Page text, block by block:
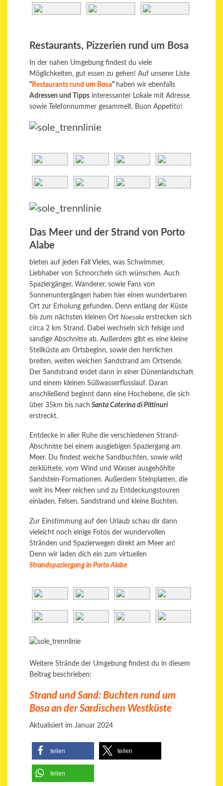
Restaurants, Pizzerien rund um Bosa
In der nahen Umgebung findest du viele
Möglichkeiten, gut essen zu gehen! Auf unserer Liste
“ Restaurants rund um Bosa” haben wir ebenfalls
Adressen und Tipps interessanter Lokale mit Adresse
sowie Telefonnummer gesammelt. Buon Appetito!
Das Meer und der Strand von Porto
Alabe
bieten auf jeden Fall Vieles, was Schwimmer,
Liebhaber von Schnorcheln sich wünschen. Auch
Spaziergänger, Wanderer, sowie Fans von
Sonnenuntergängen haben hier einen wunderbaren
Ort zur Erholung gefunden. Denn entlang der Küste
bis zum nächsten kleinen Ort Noesala erstrecken sich
circa 2 km Strand. Dabei wechseln sich felsige und
sandige Abschnitte ab. Außerdem gibt es eine kleine
Steilküste am Ortsbeginn, sowie den herrlichen
breiten, weiten weichen Sandstrand am Ortsende.
Der Sandstrand endet dann in einer Dünenlandschaft
und einem kleinen Süßwasserflusslauf. Daran
anschließend beginnt dann eine Hochebene, die sich
über 35km bis nach Santa Caterina di Pittinuri
erstreckt.
Entdecke in aller Ruhe die verschiedenen Strand-
Abschnitte bei einem ausgiebigen Spaziergang am
Meer. Du findest weiche Sandbuchten, sowie wild
zerklüftete, vom Wind und Wasser ausgehöhlte
Sandstein-Formationen. Außerdem Steinplatten, die
weit ins Meer reichen und zu Entdeckungstouren
einladen, Felsen, Sandstrand und kleine Buchten.
Zur Einstimmung auf den Urlaub schau dir dann
vieleicht noch einige Fotos der wundervollen
Stränden und Spazierwegen direkt am Meer an!
Denn wir laden dich ein zum virtuellen
Strandspaziergangin Porto Alabe
Weitere Strände der Umgebung findest du in diesem
Beitrag beschrieben:
Strand und Sand: Buchten rund um
Bosa an der Sardischen Westküste
Aktualisiert im Januar 2024
teilen teilen
teilen